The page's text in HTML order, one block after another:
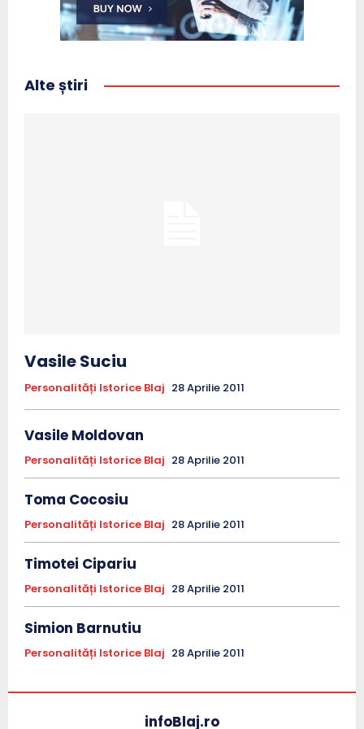
Alte știri
Vasile Suciu
Personalități Istorice Blaj 28 Aprilie 2011
Vasile Moldovan
Personalități Istorice Blaj 28 Aprilie 2011
Toma Cocosiu
Personalități Istorice Blaj 28 Aprilie 2011
Timotei Cipariu
Personalități Istorice Blaj 28 Aprilie 2011
Simion Barnutiu
Personalități Istorice Blaj 28 Aprilie 2011
infoBlaj.ro